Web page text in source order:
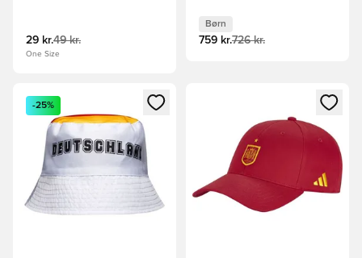
29 kr.49 kr.
One Size
Børn
759 kr.726 kr.
Åbner en Modal til at logge ind eller tilmelde dig som
-25%
Åbner en Modal til at logge